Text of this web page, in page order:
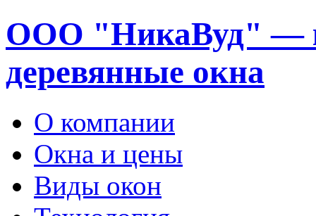
ООО "НикаВуд" —
деревянные окна
О компании
Окна и цены
Виды окон